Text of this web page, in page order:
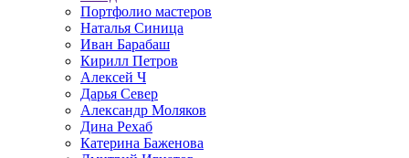
Портфолио мастеров
Наталья Синица
Иван Барабаш
Кирилл Петров
Алексей Ч
Дарья Север
Александр Моляков
Дина Рехаб
Катерина Баженова